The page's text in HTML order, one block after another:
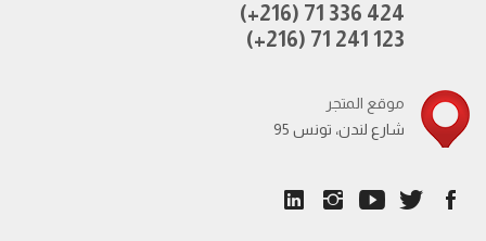
(+216) 71 336 424
(+216) 71 241 123
موقع المتجر
95 شارع لندن، تونس